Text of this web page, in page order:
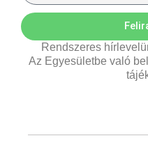
Rendszeres
Az Egyesületbe való